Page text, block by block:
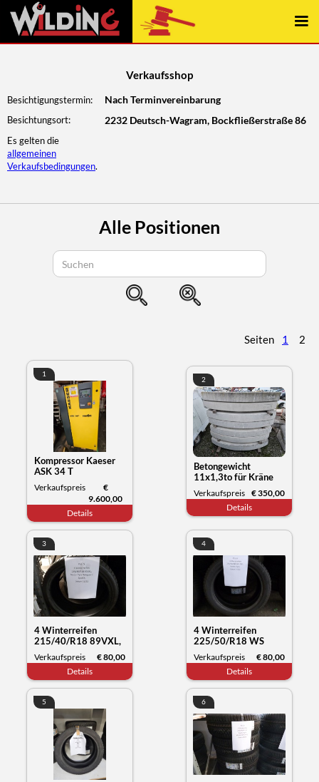
const { elementContains } = require("../../wwwroot/js/webflow");
Verkaufsshop
Besichtigungstermin: Nach Terminvereinbarung
Besichtungsort: 2232 Deutsch-Wagram, Bockfließerstraße 86
Es gelten die
allgemeinen
Verkaufsbedingungen.
Alle Positionen
Seiten 1 2
1
Kompressor Kaeser
ASK 34 T
Verkaufspreis
€
9.600,00
Details
2
Betongewicht
11x1,3to für Kräne
oder anderes
Verkaufspreis € 350,00
Details
3
4 Winterreifen
215/40/R18 89VXL,
Nexen Tyre Winguard
Sport2, Datum 15/22
Verkaufspreis
€ 80,00
Details
4
4 Winterreifen
225/50/R18 WS
71XL, Kumho Tyre,
Datum, 37/22
Verkaufspreis
€ 80,00
Details
5 6